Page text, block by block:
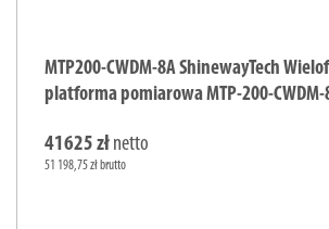
MTP200-CWDM-8A ShinewayTech
platforma pomiarowa MTP-200-CWDM-
41625 zł netto
51 198,75 zł brutto